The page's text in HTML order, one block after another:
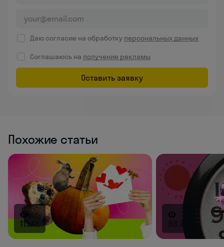
Даю согласие на обработку персональных данных
Соглашаюсь на получение рекламы
Оставить заявку
Похожие статьи
113.1K 98.4K